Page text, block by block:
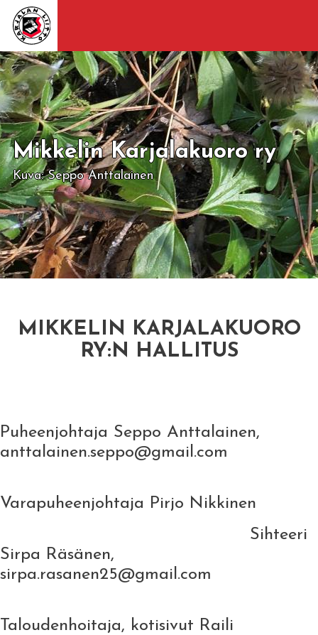
Mikkelin Karjalakuoro ry
Kuva: Seppo Anttalainen
MIKKELIN KARJALAKUORO
RY:N HALLITUS
Puheenjohtaja Seppo Anttalainen,
anttalainen.seppo@gmail.com
Varapuheenjohtaja Pirjo Nikkinen
Sihteeri
Sirpa Räsänen,
sirpa.rasanen25@gmail.com
Taloudenhoitaja, kotisivut Raili